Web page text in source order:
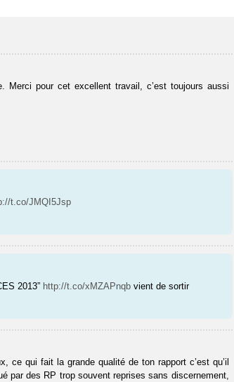
Merci pour cet excellent travail, c’est toujours aussi
t.co/JMQI5Jsp
2013” http://t.co/xMZAPnqb vient de sortir
ce qui fait la grande qualité de ton rapport c’est qu’il
par des RP trop souvent reprises sans discernement,